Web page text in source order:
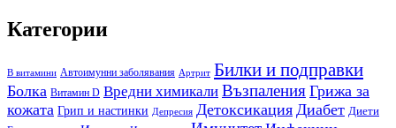
Категории
B витамини Автоимунни заболявания Артрит Билки и подправки
Болка Витамин D Вредни химикали Възпаления Грижа за
кожата Грип и настинки Депресия Детоксикация Диабет Диети